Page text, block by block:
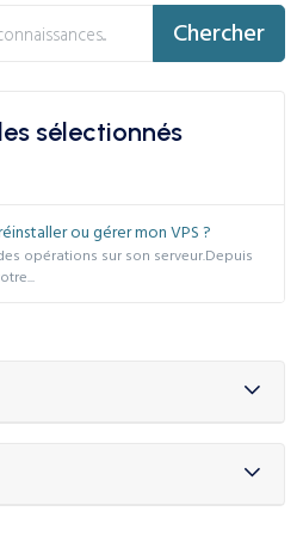
Chercher
sélectionnés
ou gérer mon VPS ?
opérations sur son serveur.Depuis